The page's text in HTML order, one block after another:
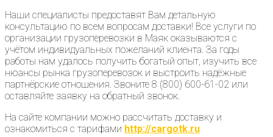
Наши специалисты предоставят Вам детальную
консультацию по всем вопросам доставки! Все услуги по
организации грузоперевозки в Маяк оказываются с
учётом индивидуальных пожеланий клиента. За годы
работы нам удалось получить богатый опыт, изучить все
нюансы рынка грузоперевозок и выстроить надёжные
партнёрские отношения. Звоните 8 (800) 600-61-02 или
оставляйте заявку на обратный звонок.
На сайте компании можно рассчитать доставку и
ознакомиться с тарифами http://cargotk.ru